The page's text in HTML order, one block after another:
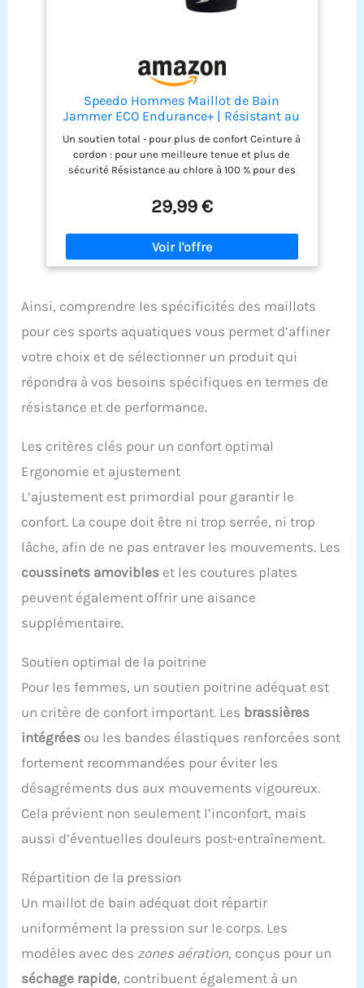
Speedo Hommes Maillot de Bain
Jammer ECO Endurance+ | Résistant au
Chlore | Matière recyclée | Coupe
Confortable | Entraînement de Natation
| Fitness
Un soutien total - pour plus de confort Ceinture à
cordon : pour une meilleure tenue et plus de
sécurité Résistance au chlore à 100 % pour des
plus rapidement après votre séance de natation
29,99 €
Ainsi, comprendre les spécificités des maillots
pour ces sports aquatiques vous permet d’affiner
votre choix et de sélectionner un produit qui
répondra à vos besoins spécifiques en termes de
résistance et de performance.
Les critères clés pour un confort optimal
Ergonomie et ajustement
L’ajustement est primordial pour garantir le
confort. La coupe doit être ni trop serrée, ni trop
lâche, afin de ne pas entraver les mouvements. Les
coussinets amovibles et les coutures plates
peuvent également offrir une aisance
supplémentaire.
Soutien optimal de la poitrine
Pour les femmes, un soutien poitrine adéquat est
un critère de confort important. Les brassières
intégrées ou les bandes élastiques renforcées sont
fortement recommandées pour éviter les
désagréments dus aux mouvements vigoureux.
Cela prévient non seulement l’inconfort, mais
aussi d’éventuelles douleurs post-entraînement.
Répartition de la pression
Un maillot de bain adéquat doit répartir
uniformément la pression sur le corps. Les
modèles avec des zones aération, conçus pour un
séchage rapide, contribuent également à un